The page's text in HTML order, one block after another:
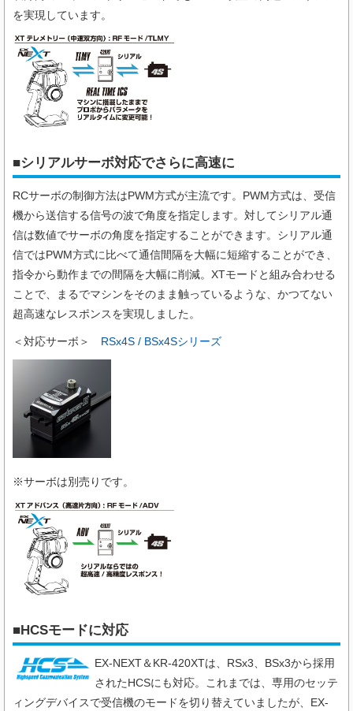
を実現しています。
■シリアルサーボ対応でさらに高速に
RCサーボの制御方法はPWM方式が主流です。PWM方式は、受信
機から送信する信号の波で角度を指定します。対してシリアル通
信は数値でサーボの角度を指定することができます。シリアル通
信ではPWM方式に比べて通信間隔を大幅に短縮することができ、
指令から動作までの間隔を大幅に削減。XTモードと組み合わせる
ことで、まるでマシンをそのまま触っているような、かつてない
超高速なレスポンスを実現しました。
＜対応サーボ＞ RSx4S / BSx4Sシリーズ
※サーボは別売りです。
■HCSモードに対応
EX-NEXT＆KR-420XTは、RSx3、BSx3から採用
されたHCSにも対応。これまでは、専用のセッテ
ィングデバイスで受信機のモードを切り替えていましたが、EX-